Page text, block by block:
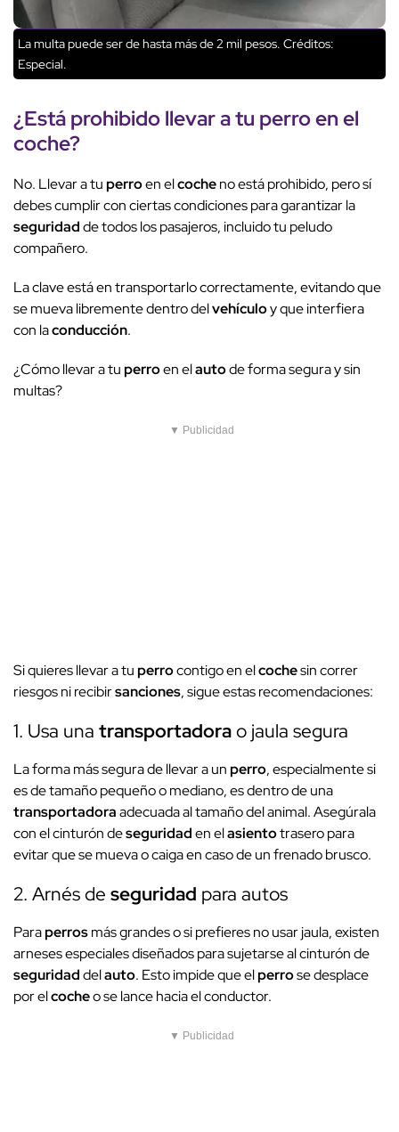
La multa puede ser de hasta más de 2 mil pesos. Créditos:
Especial.
¿Está prohibido llevar a tu perroen el
coche?
No. Llevar a tuperroen elcocheno está prohibido, pero sí
debes cumplir con ciertas condiciones para garantizar la
seguridadde todos los pasajeros, incluido tu peludo
compañero.
La clave está en transportarlo correctamente, evitando que
se mueva libremente dentro delvehículoy que interfiera
con laconducción.
¿Cómo llevar a tuperroen elautode forma segura y sin
multas?
▼ Publicidad
Si quieres llevar a tuperrocontigo en elcochesin correr
riesgos ni recibirsanciones, sigue estas recomendaciones:
1. Usa una transportadorao jaula segura
La forma más segura de llevar a unperro, especialmente si
es de tamaño pequeño o mediano, es dentro de una
transportadoraadecuada al tamaño del animal. Asegúrala
con el cinturón deseguridaden elasientotrasero para
evitar que se mueva o caiga en caso de un frenado brusco.
2. Arnés de seguridad para autos
Paraperrosmás grandes o si prefieres no usar jaula, existen
arneses especiales diseñados para sujetarse al cinturón de
seguridaddelauto. Esto impide que elperrose desplace
por elcocheo se lance hacia el conductor.
▼ Publicidad